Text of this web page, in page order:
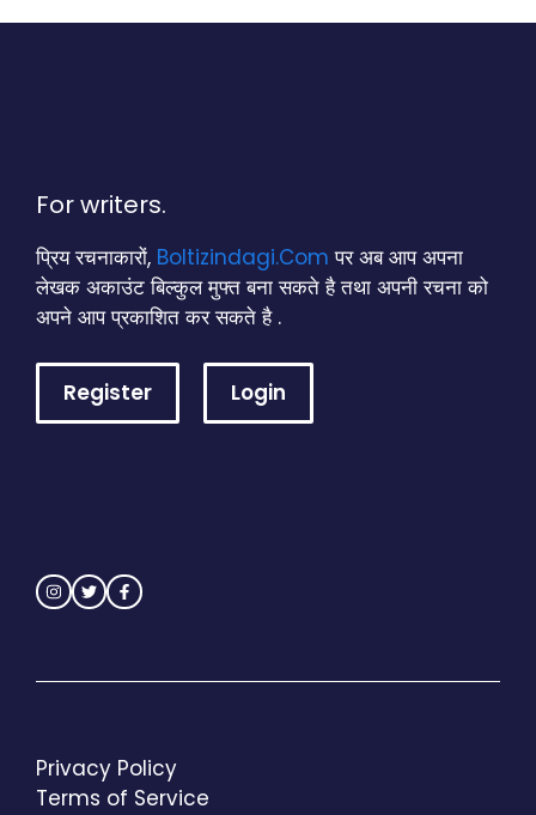
For writers.
प्रिय रचनाकारों, Boltizindagi.Com पर अब आप अपना
लेखक अकाउंट बिल्कुल मुफ्त बना सकते है तथा अपनी रचना को
अपने आप प्रकाशित कर सकते है .
Register Login
Privacy Policy
Terms of Service